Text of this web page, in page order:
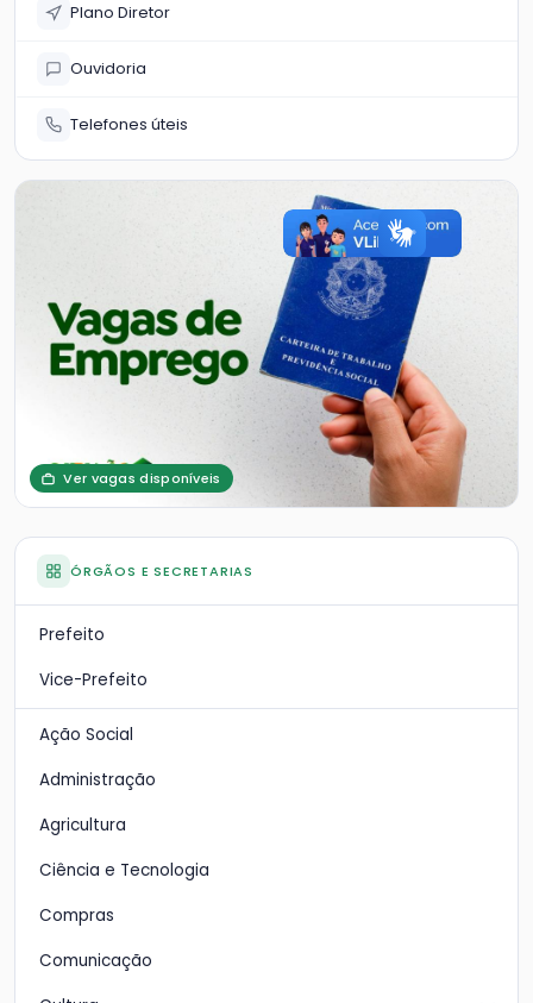
Plano Diretor
Ouvidoria
Telefones úteis
Ver vagas disponíveis
ÓRGÃOS E SECRETARIAS
Prefeito
Vice-Prefeito
Ação Social
Administração
Agricultura
Ciência e Tecnologia
Compras
Comunicação